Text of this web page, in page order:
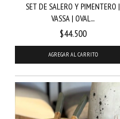
SET DE SALERO Y PIMENTERO |
VASSA | OVAL...
$44.500